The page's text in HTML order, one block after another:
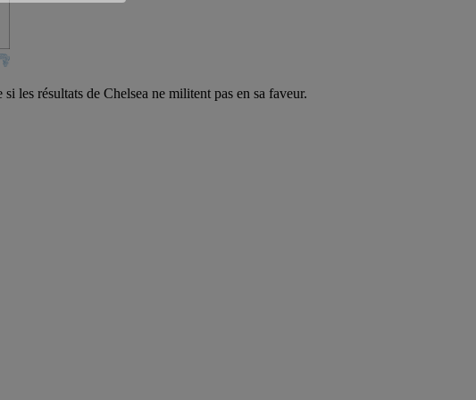
les résultats de Chelsea ne militent pas en sa faveur.